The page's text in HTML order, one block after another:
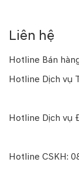
Liên hệ
Hotline Bán
Hotline Dịch vụ
Hotline Dịch vụ
Hotline CSKH: